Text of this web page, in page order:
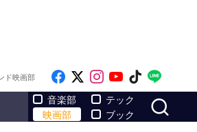
ド映画部 Like on Facebook
Follow on x
Follow on
Follow on
Follow
音楽部
映画部
テック
ブック